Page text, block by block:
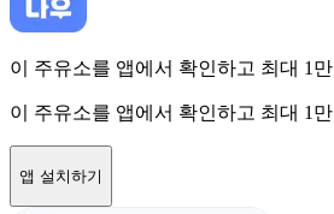
이 주유소를 앱에서 확인하고 최대 1
이 주유소를 앱에서 확인하고 최대 1
앱 설치하기